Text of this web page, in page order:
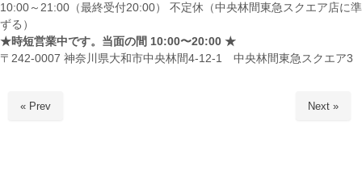
10:00～21:00（最終受付20:00） 不定休（中央林間東急スクエア店に準
ずる）
★時短営業中です。当面の間 10:00〜20:00 ★
〒242-0007 神奈川県大和市中央林間4-12-1 中央林間東急スクエア3
« Prev Next »